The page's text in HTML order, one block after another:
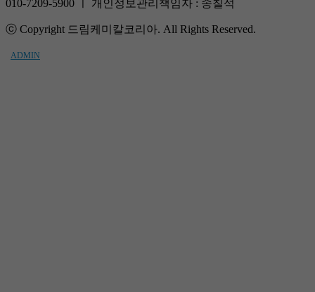
010-7209-5900 ㅣ 개인정보관리책임자 : 송칠석
ⓒ Copyright 드림케미칼코리아. All Rights Reserved.
ADMIN